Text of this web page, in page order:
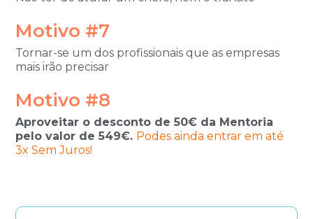
Motivo #7
Tornar-se um dos profissionais que as empresas
mais irão precisar
Motivo #8
Aproveitar o desconto de 50€ da Mentoria
pelo valor de 549€. Podes ainda entrar em até
3x Sem Juros!